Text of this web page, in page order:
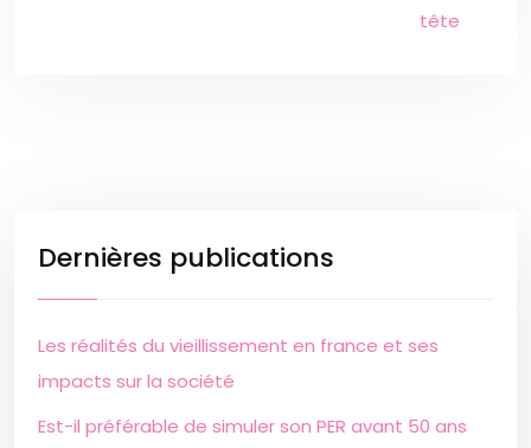
tête
Dernières publications
Les réalités du vieillissement en france et ses
impacts sur la société
Est-il préférable de simuler son PER avant 50 ans